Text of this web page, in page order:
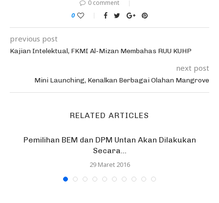
0 comment
0
previous post
Kajian Intelektual, FKMI Al-Mizan Membahas RUU KUHP
next post
Mini Launching, Kenalkan Berbagai Olahan Mangrove
RELATED ARTICLES
Pemilihan BEM dan DPM Untan Akan Dilakukan
Secara...
29 Maret 2016